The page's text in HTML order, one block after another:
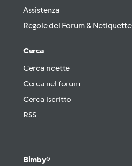
Assistenza
Regole del Forum & Netiquette
Cerca
Cerca ricette
Cerca nel forum
Cerca iscritto
RSS
Bimby®